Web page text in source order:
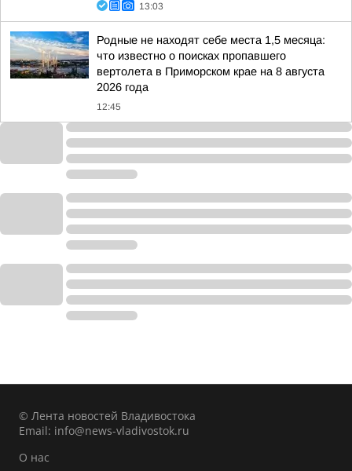
13:03
Родные не находят себе места 1,5 месяца:
что известно о поисках пропавшего
вертолета в Приморском крае на 8 августа
2026 года
12:45
© Лента новостей Владивостока
Email: info@news-vladivostok.ru
О нас